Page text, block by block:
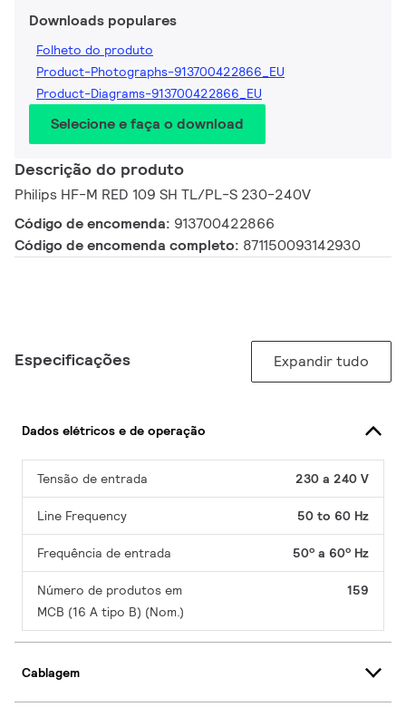
Downloads populares
Folheto do produto
Product-Photographs-913700422866_EU
Product-Diagrams-913700422866_EU
Selecione e faça o download
Descrição do produto
Philips HF-M RED 109 SH TL/PL-S 230-240V
Código de encomenda: 913700422866
Código de encomenda completo: 871150093142930
Especificações Expandir tudo
Dados elétricos e de operação
Tensão de entrada 230 a 240 V
Line Frequency 50 to 60 Hz
Frequência de entrada 50º a 60º Hz
Número de produtos em
MCB (16 A tipo B) (Nom.)
159
Cablagem